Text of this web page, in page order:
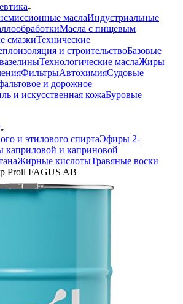
маслаИндустриальные
Масла с пищевым
смазкиТехнические
и строительствоБазовые
Технологические маслаЖиры
ФильтрыАвтохимияСудовые
и дорожное
и искусственная кожаБуровые
и этилового спиртаЭфиры 2-
каприловой и каприновой
Жирные кислотыТравяные воски
Proil FAGUS AB